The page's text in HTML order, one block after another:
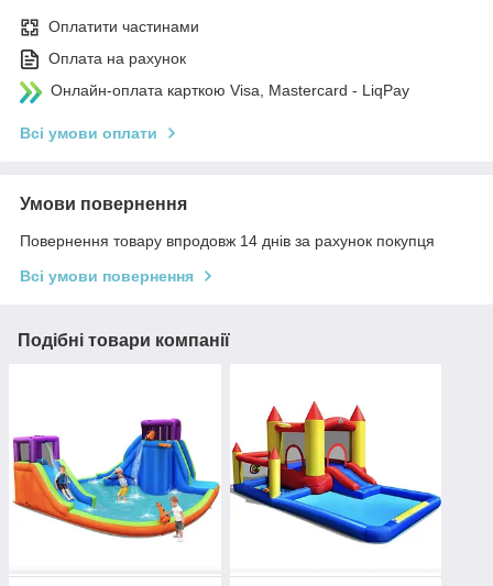
Оплатити частинами
Оплата на рахунок
Онлайн-оплата карткою Visa, Mastercard - LiqPay
Всі умови оплати
Умови повернення
Повернення товару впродовж 14 днів за рахунок покупця
Всі умови повернення
Подібні товари компанії